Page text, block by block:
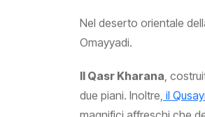
Nel deserto orientale
Omayyadi.
Il Qasr Kharana,
due piani. Inoltre, il